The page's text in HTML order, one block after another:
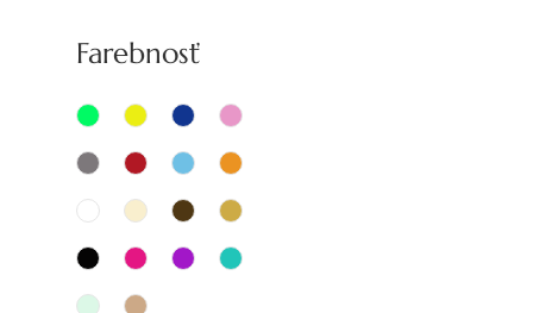
Farebnosť